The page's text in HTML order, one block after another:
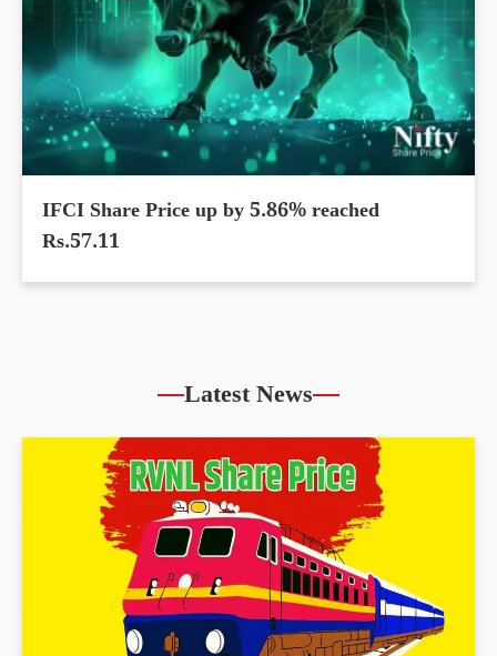
IFCI Share Price up by 5.86% reached
Rs.57.11
Latest News